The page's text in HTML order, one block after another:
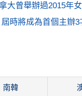
大曾舉辦過2015年
時將成為首個主辦
南韓